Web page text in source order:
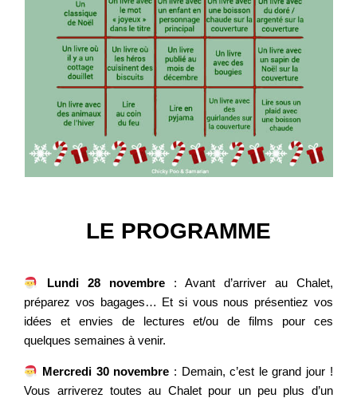
LE PROGRAMME
Lundi 28 novembre : Avant d’arriver au Chalet,
préparez vos bagages… Et si vous nous présentiez vos
idées et envies de lectures et/ou de films pour ces
quelques semaines à venir.
Mercredi 30 novembre : Demain, c’est le grand jour !
Vous arriverez toutes au Chalet pour un peu plus d’un